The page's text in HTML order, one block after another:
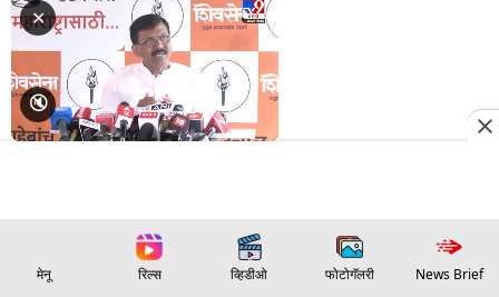
मेनू रिल्स व्हिडीओ फोटोगॅलरी News Brief